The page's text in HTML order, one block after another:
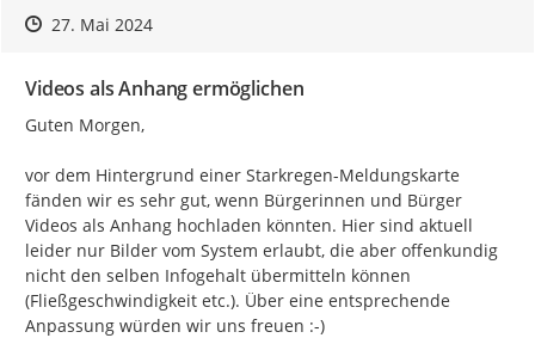
Zeitpunkt des Erstellens
Zeitpunkt des Erstellens
27. Mai 2024Zur Äußerung
Videos als Anhang ermöglichen
Guten Morgen,
vor dem Hintergrund einer Starkregen-Meldungskarte
fänden wir es sehr gut, wenn Bürgerinnen und Bürger
Videos als Anhang hochladen könnten. Hier sind aktuell
leider nur Bilder vom System erlaubt, die aber offenkundig
nicht den selben Infogehalt übermitteln können
(Fließgeschwindigkeit etc.). Über eine entsprechende
Anpassung würden wir uns freuen :-)